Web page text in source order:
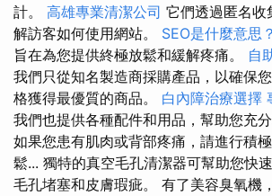
計。 高雄專業清潔公司 它們透過匿名收
解訪客如何使用網站。 SEO是什麼意思？
旨在為您提供終極放鬆和緩解疼痛。 自
我們只從知名製造商採購產品，以確保
格獲得最優質的商品。 白內障治療選擇
我們也提供各種配件和用品，幫助您充分
如果您患有肌肉或背部疼痛，請進行積
鬆... 獨特的真空毛孔清潔器可幫助您快
毛孔堵塞和皮膚瑕疵。 有了美容臭氧機